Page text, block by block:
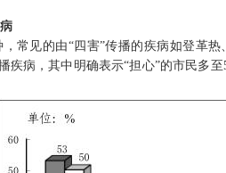
，常见的由“四害”传播的疾病如登革
疾病，其中明确表示“担心”的市民多